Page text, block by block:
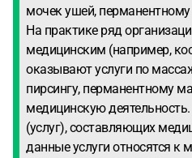
мочек ушей,
На практике ряд
медицинским (например,
оказывают услуги по
пирсингу, перманентному
медицинскую
(услуг), составляющих
данные услуги относятся к